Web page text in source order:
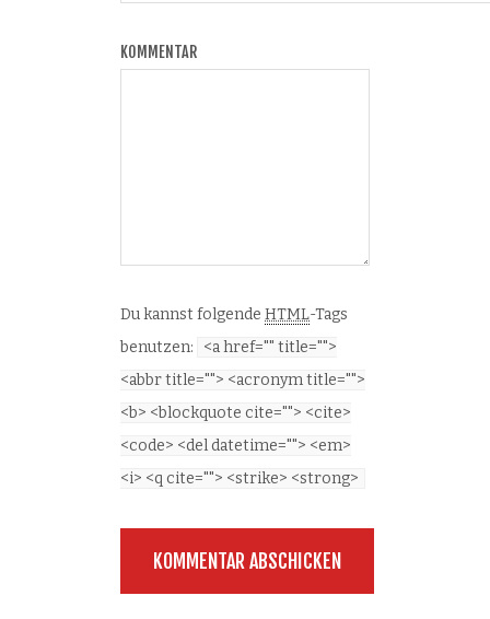
KOMMENTAR
Du kannst folgende HTML-Tags
benutzen:
<a href="" title="">
<abbr title=""> <acronym title="">
<b> <blockquote cite=""> <cite>
<code> <del datetime=""> <em>
<i> <q cite=""> <strike> <strong>